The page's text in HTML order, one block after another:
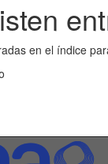
en el índice